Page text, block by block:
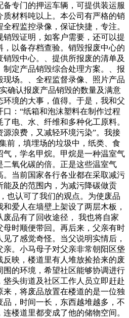
专门的押运车辆，可提供装运服
材料吨以上。本公司有严格的销
程监控录像，保证快捷，专注。
销毁证明，如客户需要，还可以提
以备存档查验。销毁报废中心的
毁中心。、提供所报废的清单及
定产品销毁综合处理方案。、报
场。、全程监督录像、照片产品
确认报废产品销毁的数量及满意
境的大事，值得。于是，我和父
：“纸箱和泡沫塑料在制作过程
电、水、纤维和多种化工原料。
浪费，又减轻环境污染”。我接
前，填埋场的垃圾中，纸类、食
，学名甲烷。甲烷是一种温室气
氧化碳的倍。正是这些温室气
当前国家各行各业都在采取减污
能及的范围内，为减污降碳做贡
也认可了我们的观点。为使废品
爱人在墙壁上架设了两层木板，
品有了回收途径， 我也将自家
母时顺便带回。再后来，父亲有时
了感觉奇怪。当父说明实情后，
。小马母子对父亲非常朝阳区垡
映，楼道里有人堆放捡拾来的废
的环境，希望社区能够协调进行
头街道及社区工作人员立即赶赴
，将废品放置在楼道的是一位独
品，时间一长，东西越堆越多，不
楼道里都变成了他的储物空间。